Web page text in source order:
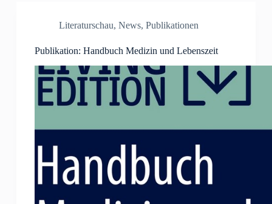
Literaturschau, News, Publikationen
Publikation: Handbuch Medizin und Lebenszeit